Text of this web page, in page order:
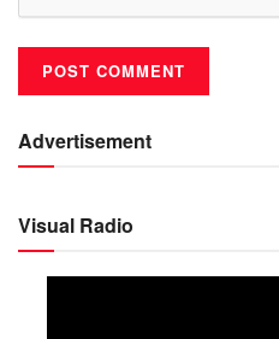
Advertisement
Visual Radio